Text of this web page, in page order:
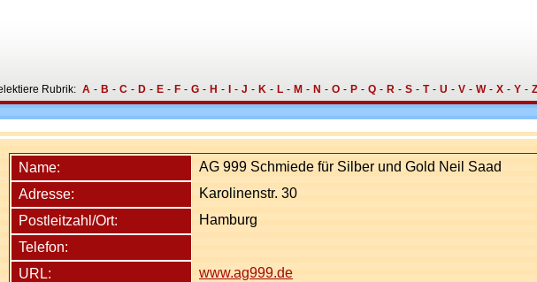
Rubrik: A - B - C - D - E - F - G - H - - J - K - L - M - N - O - P - Q - R - S - T - U - V - W - X - Y - Z
Name:
AG 999 Schmiede für Silber und Gold Neil Saad
Adresse:
Karolinenstr. 30
Postleitzahl/Ort:
Hamburg
Telefon:
URL:
www.ag999.de